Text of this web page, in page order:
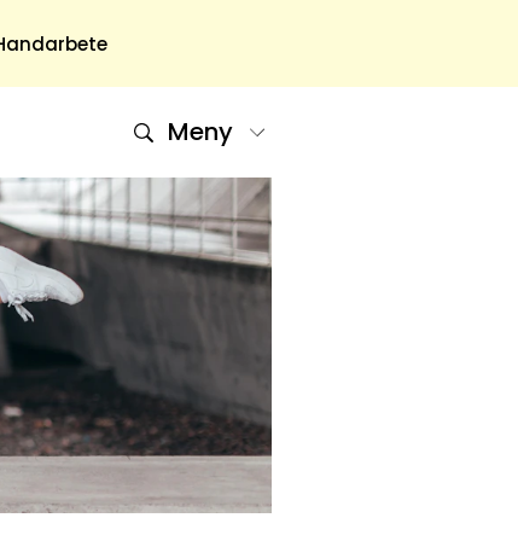
Om Oss
Om Oss & Kontakt
Tidningar Hos Allas.se
Nyhetsbrev
Om Cookies
Integritetspolicy
Skapa Konto
Hantera Preferenser
Meny